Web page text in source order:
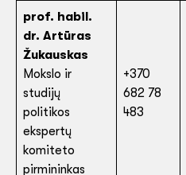
prof. habil.
dr. Artūras
Žukauskas
Mokslo ir
studijų
politikos
ekspertų
komiteto
pirmininkas
+370
682 78
483